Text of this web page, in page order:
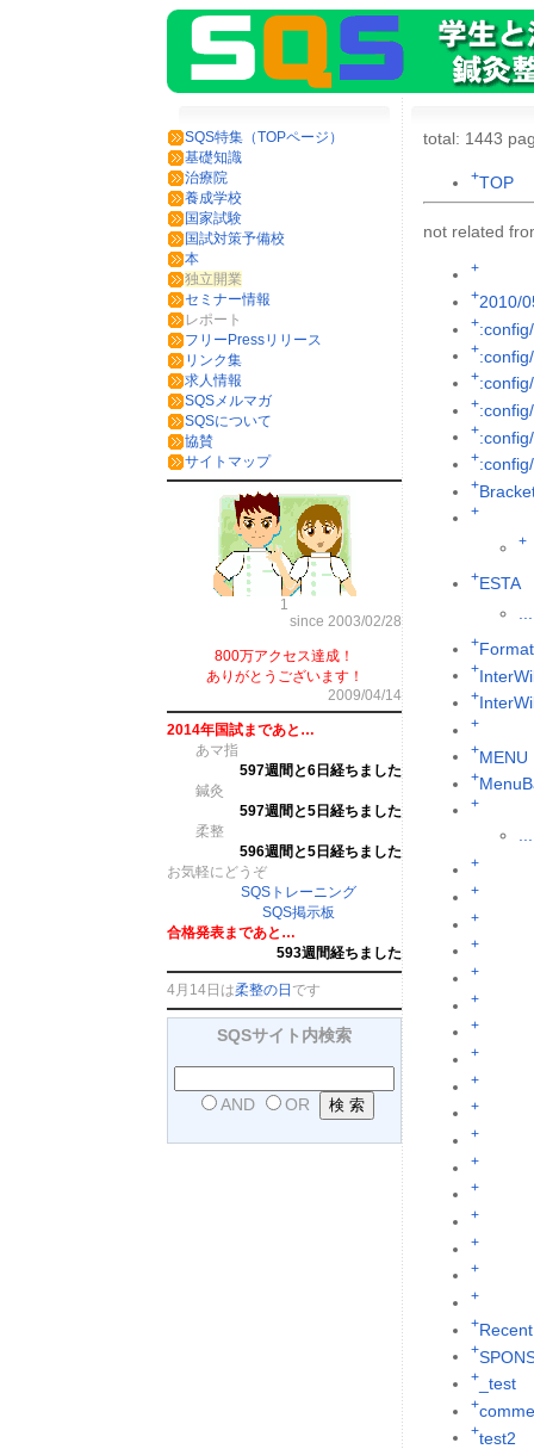
SQS特集（TOPページ）
基礎知識
治療院
養成学校
国家試験
国試対策予備校
本
独立開業
セミナー情報
レポート
フリーPressリリース
リンク集
求人情報
SQSメルマガ
SQSについて
協賛
サイトマップ
1
since 2003/02/28
800万アクセス達成！
ありがとうございます！
2009/04/14
2014年国試まであと…
あマ指
597週間と6日経ちました
鍼灸
597週間と5日経ちました
柔整
596週間と5日経ちました
お気軽にどうぞ
SQSトレーニング
SQS掲示板
合格発表まであと…
593週間経ちました
4月14日は柔整の日 です
SQSサイト内検索
AND OR
total: 1443
+TOP
not related
+
+2010/
+
+
+
+
+
+
+
+
+
+ESTA
+
+
+
+
+MENU
+
+
+
+
+
+
+
+
+
+
+
+
+
+
+
+
+
+
+
+
+
+_test
+
+test2